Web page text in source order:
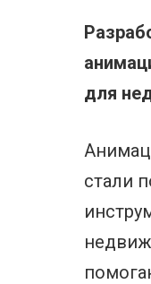
для
стали